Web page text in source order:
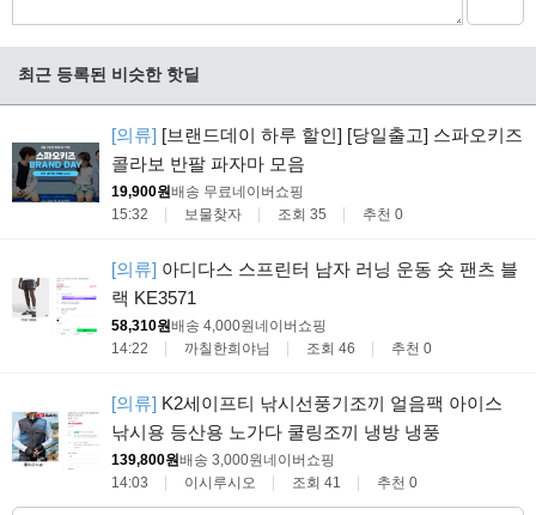
최근 등록된 비슷한 핫딜
[의류] [브랜드데이 하루 할인] [당일출고] 스파오키즈
콜라보 반팔 파자마 모음
19,900원배송 무료네이버쇼핑
15:32
보물찾자 조회 35 추천 0
[의류] 아디다스 스프린터 남자 러닝 운동 숏 팬츠 블
랙 KE3571
58,310원배송 4,000원네이버쇼핑
14:22
까칠한희야님 조회 46 추천 0
[의류] K2세이프티 낚시선풍기조끼 얼음팩 아이스
낚시용 등산용 노가다 쿨링조끼 냉방 냉풍
139,800원배송 3,000원네이버쇼핑
14:03
이시루시오 조회 41 추천 0